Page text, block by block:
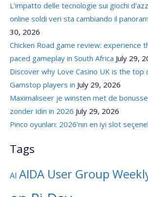
L'impatto delle tecnologie sui giochi
online soldi veri sta cambiando il
30, 2026
Chicken Road game review: experience
paced gameplay in South Africa July 29,
Discover why Love Casino UK is the top
Gamstop players in July 29, 2026
Maximaliseer je winsten met de
zonder idin in 2026 July 29, 2026
Pinco oyunları: 2026’nın en iyi slot
Tags
AI AIDA User Group